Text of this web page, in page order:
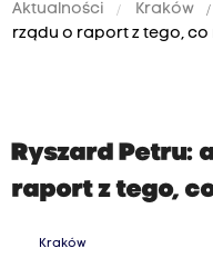
Aktualności Kraków
rządu o raport z tego, co
Ryszard Petru:
raport z tego,
Kraków